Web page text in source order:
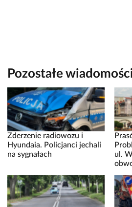
Pozostałe
Zderzenie radiowozu i
Hyundaia. Policjanci jechali
na sygnałach
ul.